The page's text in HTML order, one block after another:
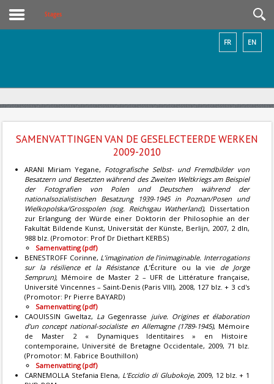
Stages
EN
FR
SAMENVATTINGEN VAN DE GESELECTEERDE WERKEN
2009-2010
ARANI Miriam Yegane, Fotografische Selbst- und Fremdbilder von
Besatzern und Besetzten während des Zweiten Weltkriegs am Beispiel
der Fotografien von Polen und Deutschen während der
nationalsozialistischen Besatzung 1939-1945 in Poznan/Posen und
Wielkopolska/Grosspolen (sog. Reichsgau Watherland), Dissertation
zur Erlangung der Würde einer Doktorin der Philosophie an der
Fakultät Bildende Kunst, Universität der Künste, Berlijn, 2007, 2 dln,
988 blz. (Promotor: Prof Dr Diethart KERBS)
Samenvatting (pdf)
BENESTROFF Corinne, L’imagination de l’inimaginable. Interrogations
sur la résilience et la Résistance (L’Écriture ou la vie de Jorge
Semprun), Mémoire de Master 2 – UFR de Littérature française,
Université Vincennes – Saint-Denis (Paris VIII), 2008, 127 blz. + 3 cd's
(Promotor: Pr Pierre BAYARD)
Samenvatting (pdf)
CAOUISSIN Gweltaz, La Gegenrasse juive. Origines et élaboration
d’un concept national-socialiste en Allemagne (1789-1945), Mémoire
de Master 2 « Dynamiques Identitaires » en Histoire
contemporaine, Université de Bretagne Occidentale, 2009, 71 blz.
(Promotor: M. Fabrice Bouthillon)
Samenvatting (pdf)
CARNEMOLLA Stefania Elena, L’Eccidio di Glubokoje, 2009, 12 blz. + 1